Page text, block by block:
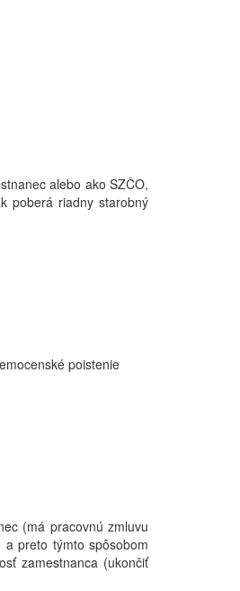
alebo ako SZČO,
poberá riadny starobný
poistenie
(má pracovnú zmluvu
preto týmto spôsobom
zamestnanca (ukončiť